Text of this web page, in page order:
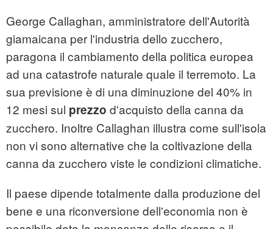
George Callaghan, amministratore dell'Autorità
giamaicana per l'industria dello zucchero,
paragona il cambiamento della politica europea
ad una catastrofe naturale quale il terremoto. La
sua previsione è di una diminuzione del 40% in
12 mesi sul prezzo d'acquisto della canna da
zucchero. Inoltre Callaghan illustra come sull'isola
non vi sono alternative che la coltivazione della
canna da zucchero viste le condizioni climatiche.
Il paese dipende totalmente dalla produzione del
bene e una riconversione dell'economia non è